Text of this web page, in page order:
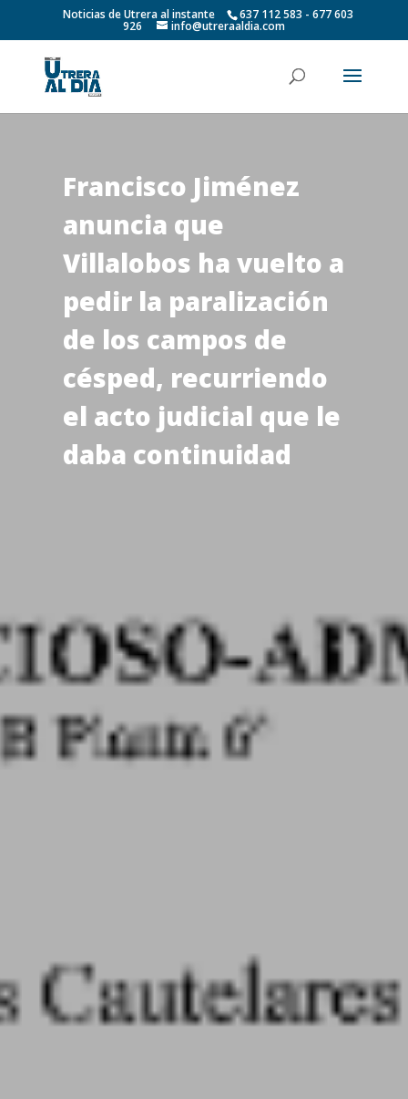
Noticias de Utrera al instante 637 112 583 - 677 603
926 info@utreraaldia.com
Francisco Jiménez
anuncia que
Villalobos ha vuelto a
pedir la paralización
de los campos de
césped, recurriendo
el acto judicial que le
daba continuidad